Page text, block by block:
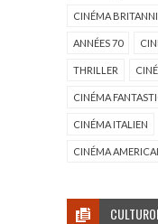
CINÉMA
ANNÉES 70
THRILLER
CINÉMA
CINÉMA ITALIEN
CINÉMA